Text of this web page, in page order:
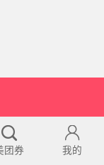
团券 我的